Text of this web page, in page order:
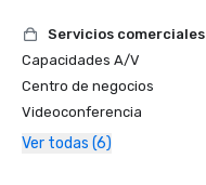
Servicios comerciales
Capacidades A/V
Centro de negocios
Videoconferencia
Ver todas (6)